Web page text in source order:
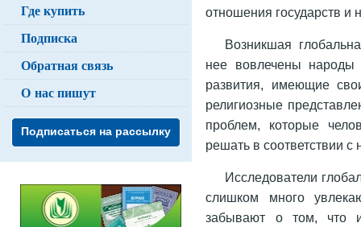
отношения государств и
Возникшая
нее вовлечены народы
развития, имеющие
религиозные
проблем, которые
решать в соответствии
Исследователи
слишком много
забывают о том, что
Где купить
Подписка
Обратная связь
О нас пишут
Подписаться на рассылку